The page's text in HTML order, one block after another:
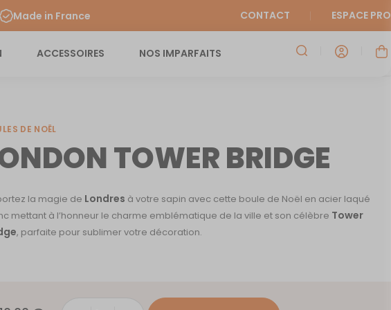
Made in France CONTACT ESPACE PRO
ACCESSOIRES NOS IMPARFAITS
DE NOËL
TOWER BRIDGE
la magie de Londres à votre sapin avec cette boule de Noël en acier laqué
mettant à l’honneur le charme emblématique de la ville et son célèbre Tower
, parfaite pour sublimer votre décoration.